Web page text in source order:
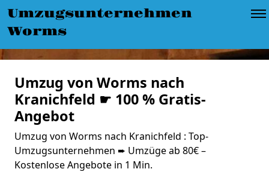
Umzugsunternehmen
Worms
Umzug von Worms nach
Kranichfeld ☛ 100 % Gratis-
Angebot
Umzug von Worms nach Kranichfeld : Top-
Umzugsunternehmen ➨ Umzüge ab 80€ –
Kostenlose Angebote in 1 Min.